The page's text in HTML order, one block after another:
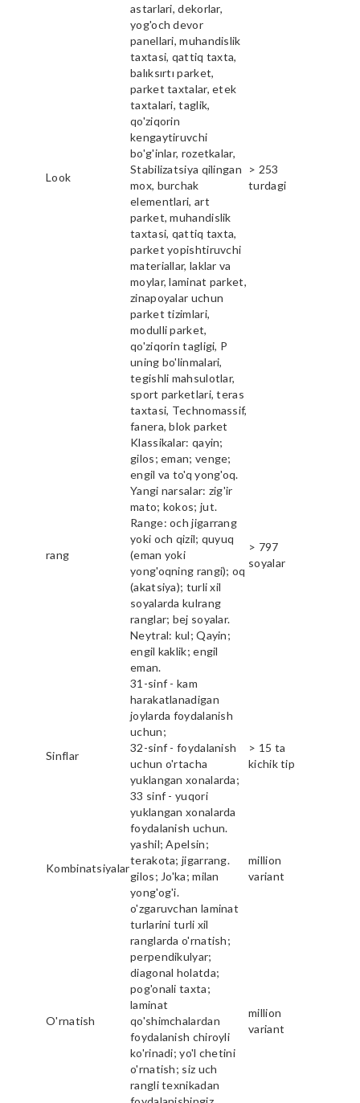
Look
astarlari, dekorlar,
yog'och devor
panellari, muhandislik
taxtasi, qattiq taxta,
balıksırtı parket,
parket taxtalar, etek
taxtalari, taglik,
qo'ziqorin
kengaytiruvchi
bo'g'inlar, rozetkalar,
Stabilizatsiya qilingan
mox, burchak
elementlari, art
parket, muhandislik
taxtasi, qattiq taxta,
parket yopishtiruvchi
materiallar, laklar va
moylar, laminat parket,
zinapoyalar uchun
parket tizimlari,
modulli parket,
qo'ziqorin tagligi, P
uning bo'linmalari,
tegishli mahsulotlar,
sport parketlari, teras
taxtasi, Technomassif,
fanera, blok parket
> 253
turdagi
rang
Klassikalar: qayin;
gilos; eman; venge;
engil va to'q yong'oq.
Yangi narsalar: zig'ir
mato; kokos; jut.
Range: och jigarrang
yoki och qizil; quyuq
(eman yoki
yong'oqning rangi); oq
(akatsiya); turli xil
soyalarda kulrang
ranglar; bej soyalar.
Neytral: kul; Qayin;
engil kaklik; engil
eman.
> 797
soyalar
Sinflar
31-sinf - kam
harakatlanadigan
joylarda foydalanish
uchun;
32-sinf - foydalanish
uchun o'rtacha
yuklangan xonalarda;
33 sinf - yuqori
yuklangan xonalarda
foydalanish uchun.
> 15 ta
kichik tip
Kombinatsiyalar
yashil; Apelsin;
terakota; jigarrang.
gilos; Jo'ka; milan
yong'og'i.
million
variant
O'rnatish
o'zgaruvchan laminat
turlarini turli xil
ranglarda o'rnatish;
perpendikulyar;
diagonal holatda;
pog'onali taxta;
laminat
qo'shimchalardan
foydalanish chiroyli
ko'rinadi; yo'l chetini
o'rnatish; siz uch
rangli texnikadan
million
variant